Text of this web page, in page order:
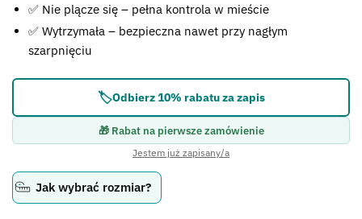
✅ Nie plącze się – pełna kontrola w mieście
✅ Wytrzymała – bezpieczna nawet przy nagłym
szarpnięciu
🏷️Odbierz 10% rabatu za zapis
🎁 Rabat na pierwsze zamówienie
Jestem już zapisany/a
Jak wybrać rozmiar?